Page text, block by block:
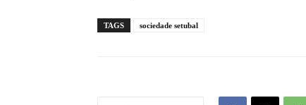
TAGS sociedade setubal